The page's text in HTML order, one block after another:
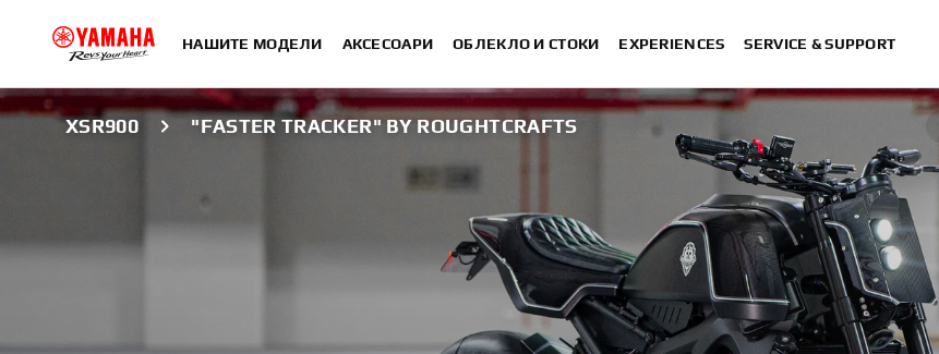
НАШИТЕ МОДЕЛИ АКСЕСОАРИ ОБЛЕКЛО И СТОКИ EXPERIENCES SERVICE & SUPPORT
XSR900 "FASTER TRACKER" BY ROUGHTCRAFTS